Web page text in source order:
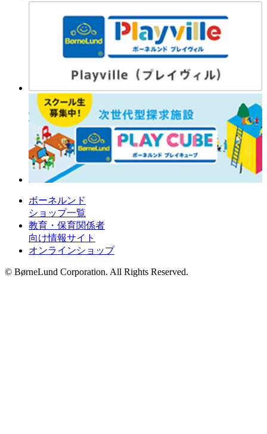
ボーネルンド
ショップ一覧
教育・保育関係者
向け情報サイト
オンラインショップ
© BørneLund Corporation. All Rights Reserved.